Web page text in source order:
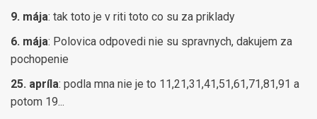
9. mája: tak toto je v riti toto co su za priklady
6. mája: Polovica odpovedi nie su spravnych, dakujem za
pochopenie
25. apríla: podla mna nie je to 11,21,31,41,51,61,71,81,91 a
potom 19...